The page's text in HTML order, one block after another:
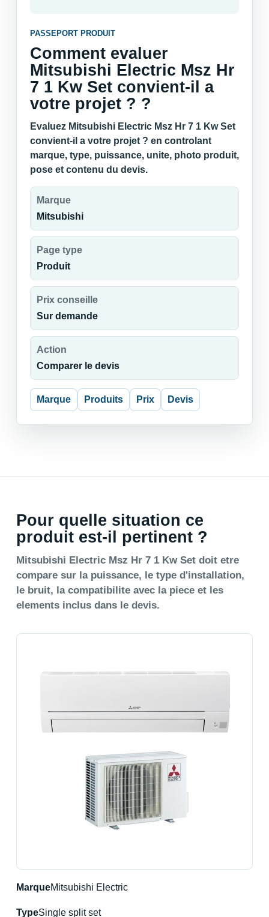
PASSEPORT PRODUIT
Comment evaluer
Mitsubishi Electric Msz Hr
7 1 Kw Set convient-il a
votre projet ? ?
Evaluez Mitsubishi Electric Msz Hr 7 1 Kw Set
convient-il a votre projet ? en controlant
marque, type, puissance, unite, photo produit,
pose et contenu du devis.
Marque
Mitsubishi
Page type
Produit
Prix conseille
Sur demande
Action
Comparer le devis
Marque Produits Prix Devis
Pour quelle situation ce
produit est-il pertinent ?
Mitsubishi Electric Msz Hr 7 1 Kw Set doit etre
compare sur la puissance, le type d'installation,
le bruit, la compatibilite avec la piece et les
elements inclus dans le devis.
MarqueMitsubishi Electric
TypeSingle split set